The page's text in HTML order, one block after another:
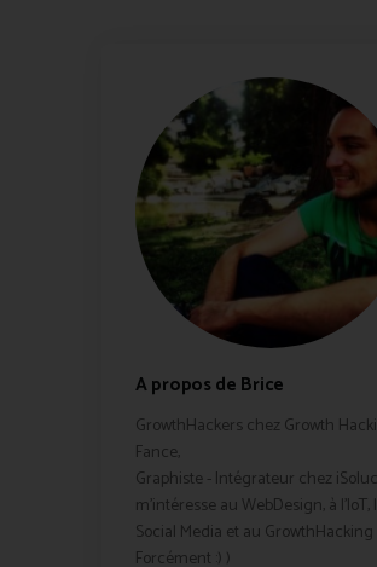
A propos de Brice
GrowthHackers chez Growth
Fance,
Graphiste - Intégrateur chez
m'intéresse au WebDesign, à l'IoT,
Social Media et au GrowthHacking
Forcément :) )